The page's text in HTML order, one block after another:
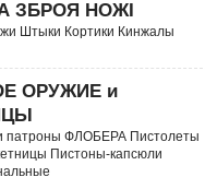
ЗБРОЯ НОЖІ
Штыки Кортики Кинжалы
ОРУЖИЕ и
патроны ФЛОБЕРА Пистолеты
Пистоны-капсюли